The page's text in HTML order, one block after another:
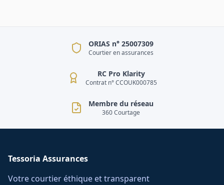
ORIAS n° 25007309
Courtier en assurances
RC Pro Klarity
Contrat n° CCOUK000785
Membre du réseau
360 Courtage
Tessoria Assurances
Votre courtier éthique et transparent